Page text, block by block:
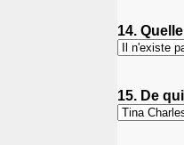
14.
15. De